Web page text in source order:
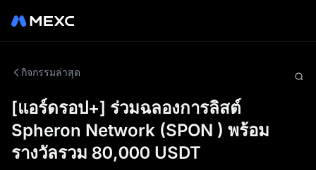
กิจกรรมล่าสุด
[แอร์ดรอป+] ร่วมฉลองการลิสต์
Spheron Network (SPON ) พร้อม
รางวัลรวม 80,000 USDT